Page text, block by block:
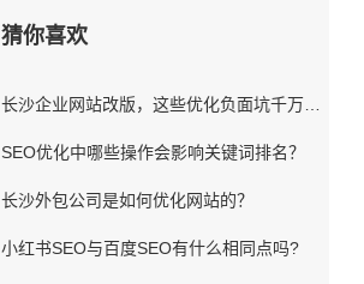
猜你喜欢
SEO优化中哪些操作会影响关键词排名？
长沙外包公司是如何优化网站的？
小红书SEO与百度SEO有什么相同点吗?